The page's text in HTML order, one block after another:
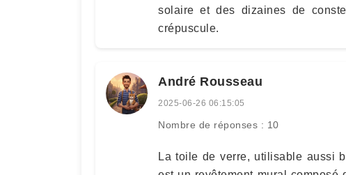
solaire et des dizaines de
crépuscule.
André Rousseau
2025-06-26 06:15:05
Nombre de réponses : 10
La toile de verre, utilisable aussi